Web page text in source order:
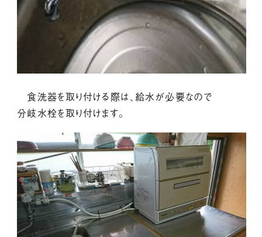
食洗器を取り付ける際は、給水が必要なので
分岐水栓を取り付けます。